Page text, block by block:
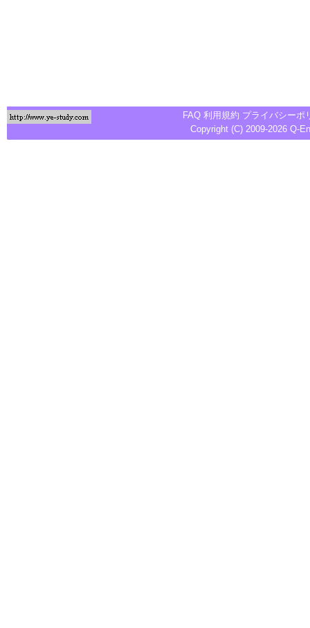
FAQ 利用規約 プライバシーポ
Copyright (C) 2009-2026 Q-